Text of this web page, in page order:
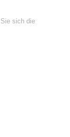
sich die